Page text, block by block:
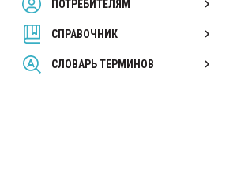
ПОТРЕБИТЕЛЯМ
СПРАВОЧНИК
СЛОВАРЬ ТЕРМИНОВ